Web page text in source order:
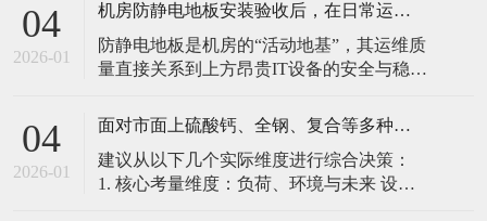
04
2026-01
机房防静电地板安装验收后，在日常运维中常常被忽视。请问，一套规范的、可操作的维护规程应包含哪些内容？有哪些“小问题”若不及时处理，会演变成“大故障”？
防静电地板是机房的“活动地基”，其运维质
量直接关系到上方昂贵IT设备的安全与稳
修，是保障其长期可靠的关键。 1. 建立分
由值班工程师执行）： 观： 巡检时观察地
面有无明显的水渍、油污或其它液体泼
04
2026-01
面对市面上硫酸钙、全钢、复合等多种类型的机房防静电地板，我们该如何科学选型？除了预算，更应该从哪些实际维度进行考量，以避免“过度配置”或“配置不足”？
建议从以下几个实际维度进行综合决策：
1. 核心考量维度：负荷、环境与未来 设备